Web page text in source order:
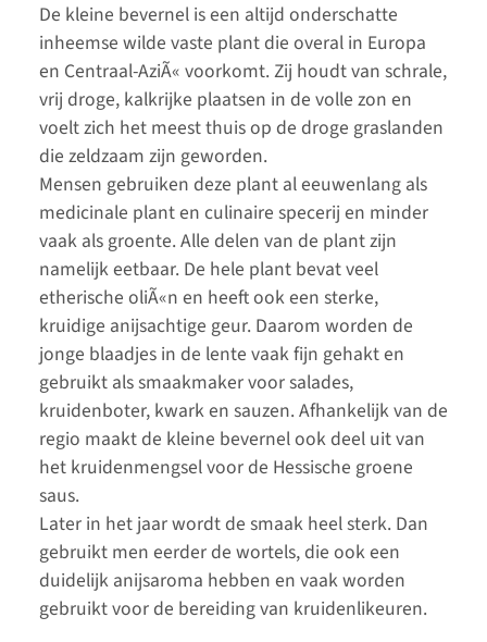
De kleine bevernel is een altijd onderschatte
inheemse wilde vaste plant die overal in Europa
en Centraal-AziÃ« voorkomt. Zij houdt van schrale,
vrij droge, kalkrijke plaatsen in de volle zon en
voelt zich het meest thuis op de droge graslanden
die zeldzaam zijn geworden.
Mensen gebruiken deze plant al eeuwenlang als
medicinale plant en culinaire specerij en minder
vaak als groente. Alle delen van de plant zijn
namelijk eetbaar. De hele plant bevat veel
etherische oliÃ«n en heeft ook een sterke,
kruidige anijsachtige geur. Daarom worden de
jonge blaadjes in de lente vaak fijn gehakt en
gebruikt als smaakmaker voor salades,
kruidenboter, kwark en sauzen. Afhankelijk van de
regio maakt de kleine bevernel ook deel uit van
het kruidenmengsel voor de Hessische groene
saus.
Later in het jaar wordt de smaak heel sterk. Dan
gebruikt men eerder de wortels, die ook een
duidelijk anijsaroma hebben en vaak worden
gebruikt voor de bereiding van kruidenlikeuren.